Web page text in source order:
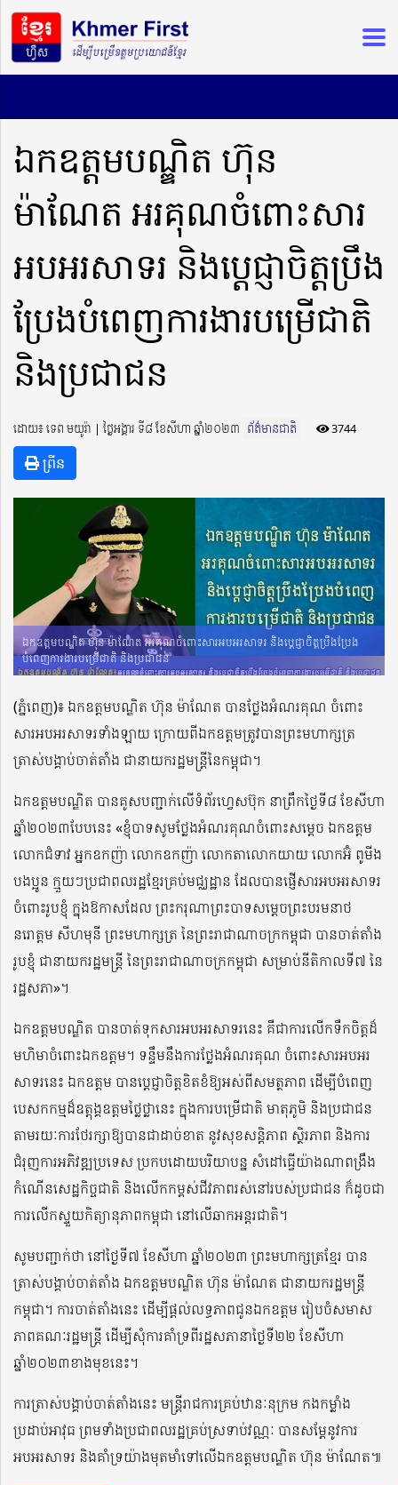
ឯកឧត្តមបណ្ឌិត ហ៊ុន
ម៉ាណែត អរគុណចំពោះសារ
អបអរសាទរ និងប្តេជ្ញាចិត្តប្រឹង
ប្រែងបំពេញការងារបម្រើជាតិ
និងប្រជាជន
ដោយ៖ ទេព មយូរ៉ា ​​ | ថ្ងៃអង្គារ ទី៨ ខែសីហា ឆ្នាំ២០២៣ ព័ត៌មានជាតិ 3744
ព្រីន
ឯកឧត្តមបណ្ឌិត ហ៊ុន ម៉ាណែត អរគុណចំពោះសារអបអរសាទរ និងប្តេជ្ញាចិត្តប្រឹងប្រែង
បំពេញការងារបម្រើជាតិ និងប្រជាជន
(ភ្នំពេញ)៖ ឯកឧត្តមបណ្ឌិត ហ៊ុន ម៉ាណែត បានថ្លែងអំណរគុណ​ ចំពោះ​
សារ​អប​អរសាទរទាំងឡាយ ក្រោយពីឯកឧត្តមត្រូវបានព្រះមហាក្សត្រ
ត្រាស់បង្គាប់ចាត់​តាំង ​ជានាយករដ្ឋមន្ត្រីនៃកម្ពុជា។
ឯកឧត្តមបណ្ឌិត បានគូសបញ្ជាក់លើទំព័រហ្វេសប៊ុក នាព្រឹកថ្ងៃទី៨ ខែសីហា
ឆ្នាំ២០២៣បែបនេះ «ខ្ញុំបាទសូមថ្លែងអំណរគុណចំពោះសម្ដេច ឯកឧត្តម​
លោក​ជំទាវ អ្នកឧកញ៉ា លោកឧកញ៉ា លោកតាលោកយាយ លោកអ៊ំ ពូមីង
បងប្អូន ក្មួយៗប្រជាពលរដ្ឋខ្មែរគ្រប់មជ្ឈដ្ឋាន ដែលបានផ្ញើសារអបអរសាទរ​
ចំពោះរូបខ្ញុំ ក្នុងឱកាសដែល ព្រះករុណាព្រះបាទសម្ដេចព្រះបរមនាថ
នរោត្តម សីហមុនី ព្រះមហាក្សត្រ នៃព្រះរាជាណាចក្រកម្ពុជា បានចាត់តាំង
រូបខ្ញុំ ជានាយករដ្ឋមន្ត្រី នៃព្រះរាជាណាចក្រកម្ពុជា សម្រាប់នីតិកាលទី៧ នៃ
រដ្ឋសភា»។
ឯកឧត្តមបណ្ឌិត បានចាត់ទុកសារអបអរសាទរនេះ គឺជាការលើកទឹកចិត្តដ៏
មហិមា​ចំពោះឯកឧត្តម។ ទន្ទឹមនឹងការថ្លែងអំណរគុណ ចំពោះសារអបអរ
សាទរនេះ ឯកឧត្តម បានប្តេជ្ញាចិត្តខិតខំឱ្យអស់ពីសមត្ថភាព ដើម្បីបំពេញ
បេសកកម្មដ៏ឧត្តុង្គឧត្តម​ថ្លៃថ្លានេះ ក្នុងការបម្រើជាតិ មាតុភូមិ និងប្រជាជន
តាមរយៈការថែរក្សាឱ្យបានជាដាច់ខាត នូវសុខសន្តិភាព ស្ថិរភាព និងការ
ជំរុញការអភិវឌ្ឍប្រទេស ប្រកបដោយបរិយាបន្ន សំដៅធ្វើយ៉ាងណាពង្រឹង
កំណើនសេដ្ឋកិច្ចជាតិ និងលើកកម្ពស់ជីវភាពរស់នៅរបស់ប្រជាជន ក៏ដូចជា
ការលើកស្ទួយកិត្យានុភាពកម្ពុជា នៅលើឆាកអន្តរជាតិ។
សូមបញ្ជាក់ថា នៅថ្ងៃទី៧ ខែសីហា​ ឆ្នាំ២០២៣ ព្រះមហាក្សត្រខ្មែរ បាន
ត្រាស់បង្គាប់ចាត់តាំង ឯកឧត្តមបណ្ឌិត ហ៊ុន ម៉ាណែត ជានាយករដ្ឋមន្ត្រី
កម្ពុជា។ ការចាត់តាំងនេះ ដើម្បីផ្តល់លទ្ធភាពជូនឯកឧត្តម រៀបចំសមាស
ភាពគណៈរដ្ឋមន្ត្រី ដើម្បីសុំការគាំទ្រពីរដ្ឋសភានាថ្ងៃទី២២ ខែសីហា
ឆ្នាំ២០២៣ខាងមុខនេះ។
ការត្រាស់បង្គាប់ចាត់តាំងនេះ មន្ត្រីរាជការគ្រប់ឋានៈនុក្រម កងកម្លាំង
ប្រដាប់អាវុធ ព្រមទាំងប្រជាពលរដ្ឋគ្រប់ស្រទាប់វណ្ណៈ បានសម្តែនូវការ
អបអរសាទរ និងគាំទ្រយ៉ាងមុតមាំទៅលើឯកឧត្តមបណ្ឌិត ហ៊ុន ម៉ាណែត៕